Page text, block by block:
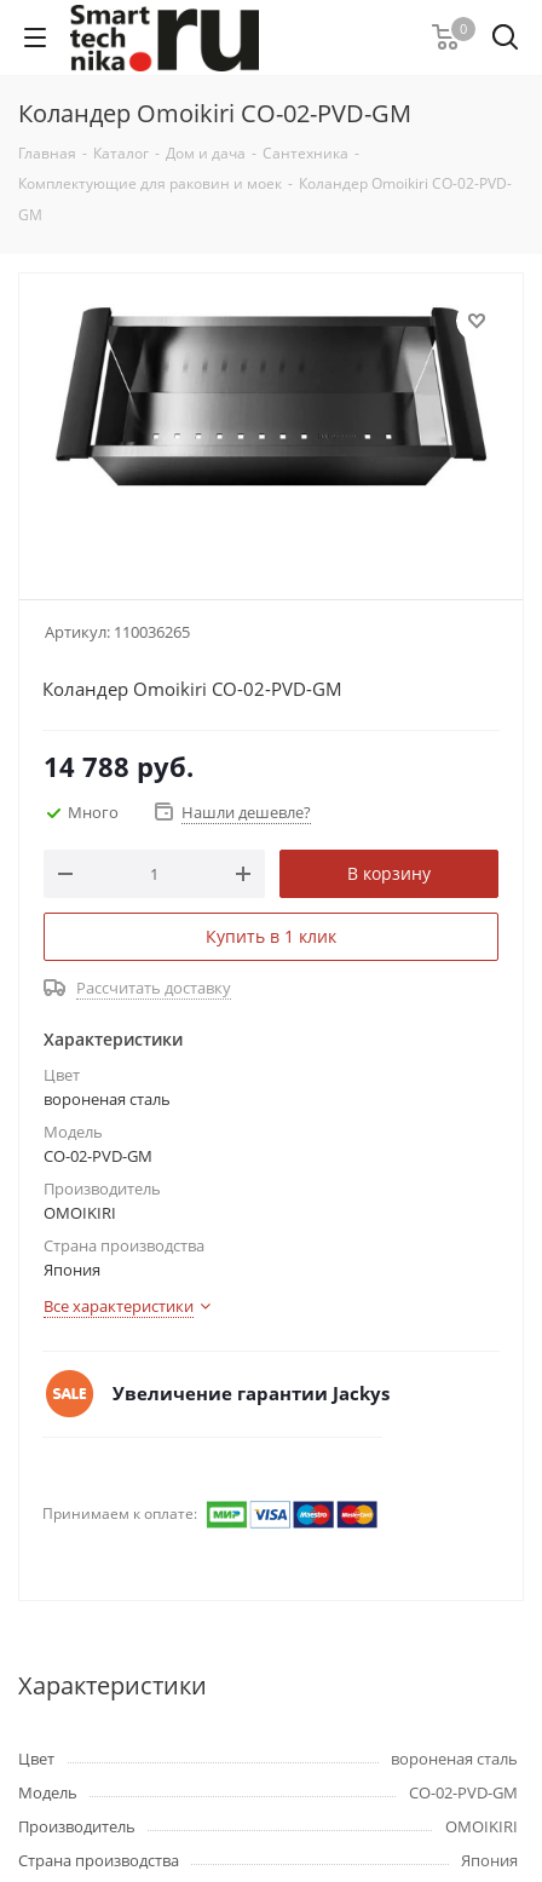
0
Коландер Omoikiri CO-02-PVD-GM
Главная - Каталог - Дом и дача - Сантехника -
Комплектующие для раковин и моек - Коландер Omoikiri CO-02-PVD-
GM
Артикул: 110036265
Коландер Omoikiri CO-02-PVD-GM
14 788 руб.
Много Нашли дешевле?
В корзину
Купить в 1 клик
Рассчитать доставку
Характеристики
Цвет
вороненая сталь
Модель
CO-02-PVD-GM
Производитель
OMOIKIRI
Страна производства
Япония
Все характеристики
Увеличение гарантии Jackys
Принимаем к оплате:
Характеристики
Цвет
вороненая сталь
Модель
CO-02-PVD-GM
Производитель
OMOIKIRI
Страна производства
Япония